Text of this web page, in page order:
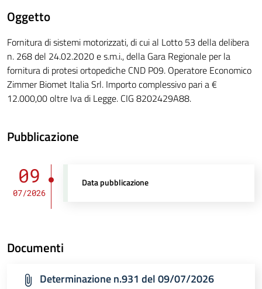
Oggetto
Fornitura di sistemi motorizzati, di cui al Lotto 53 della delibera
n. 268 del 24.02.2020 e s.m.i., della Gara Regionale per la
fornitura di protesi ortopediche CND P09. Operatore Economico
Zimmer Biomet Italia Srl. Importo complessivo pari a €
12.000,00 oltre Iva di Legge. CIG 8202429A88.
Pubblicazione
09
07/2026
Data pubblicazione
Documenti
Determinazione n.931 del 09/07/2026